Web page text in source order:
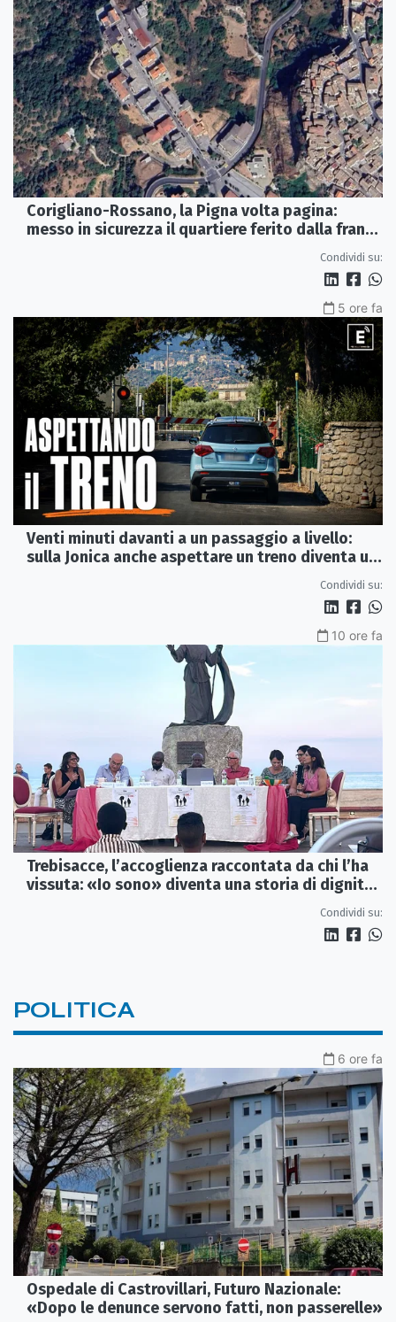
Corigliano-Rossano, la Pigna volta pagina:
messo in sicurezza il quartiere ferito dalla frana
Condividi su:
5 ore fa
Venti minuti davanti a un passaggio a livello:
sulla Jonica anche aspettare un treno diventa un
Condividi su:
10 ore fa
Trebisacce, l’accoglienza raccontata da chi l’ha
vissuta: «Io sono» diventa una storia di dignità
Condividi su:
POLITICA
6 ore fa
Ospedale di Castrovillari, Futuro Nazionale:
«Dopo le denunce servono fatti, non passerelle»